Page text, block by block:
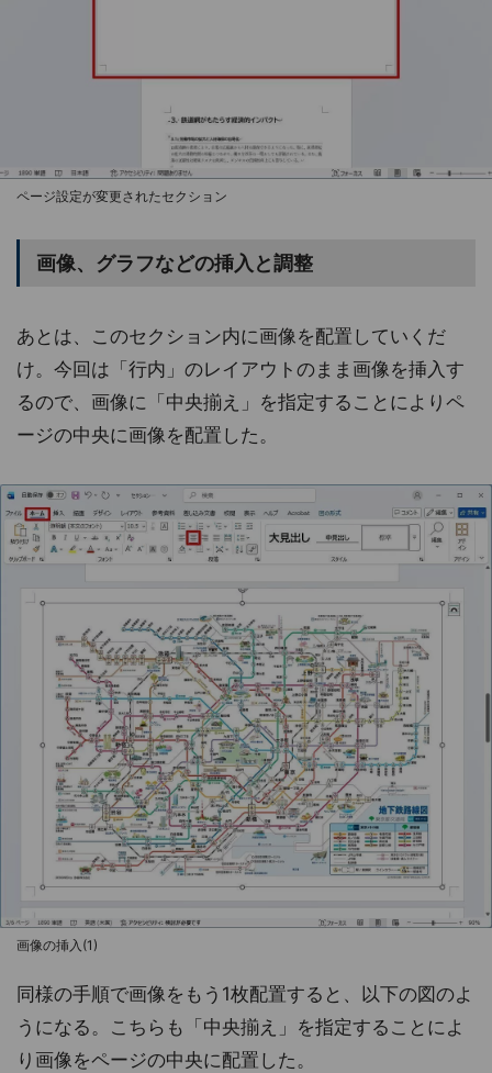
ページ設定が変更されたセクション
画像、グラフなどの挿入と調整
あとは、このセクション内に画像を配置していくだ
け。今回は「行内」のレイアウトのまま画像を挿入す
るので、画像に「中央揃え」を指定することによりペ
ージの中央に画像を配置した。
画像の挿入(1)
同様の手順で画像をもう1枚配置すると、以下の図のよ
うになる。こちらも「中央揃え」を指定することによ
り画像をページの中央に配置した。